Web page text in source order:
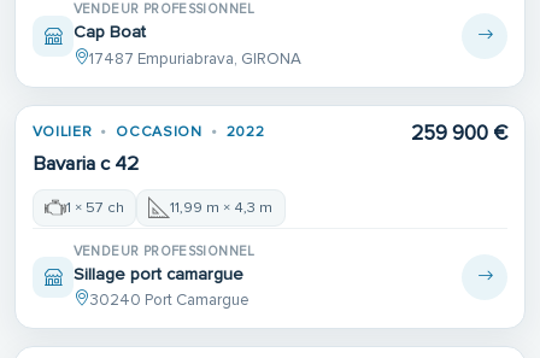
VENDEUR PROFESSIONNEL
Cap Boat
17487 Empuriabrava, GIRONA
VOILIER OCCASION 2022
Bavaria c 42
259 900 €
1 × 57 ch 11,99 m × 4,3 m
VENDEUR PROFESSIONNEL
Sillage port camargue
30240 Port Camargue